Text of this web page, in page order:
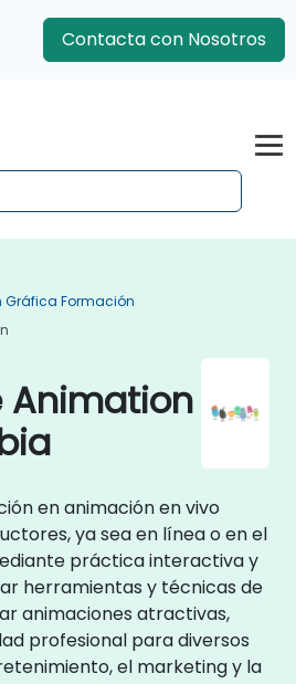
Contacta con Nosotros
Formación
Animation
en animación en vivo
ya sea en línea o en el
práctica interactiva y
herramientas y técnicas de
animaciones atractivas,
profesional para diversos
el marketing y la